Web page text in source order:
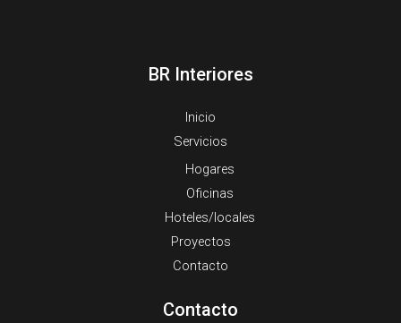
BR Interiores
Inicio
Servicios
Hogares
Oficinas
Hoteles/locales
Proyectos
Contacto
Contacto